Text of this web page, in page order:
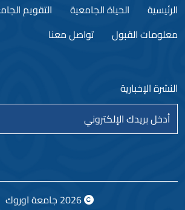
الرئيسية الحياة الجامعية
التقويم
معلومات القبول
تواصل معنا
النشرة الإخبارية
2026 جامعة اوروك